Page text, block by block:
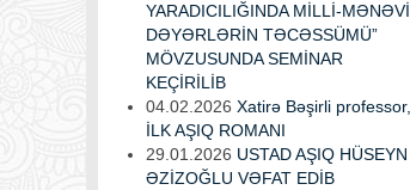
YARADICILIĞINDA MİLLİ-MƏNƏVİ
DƏYƏRLƏRİN TƏCƏSSÜMÜ”
MÖVZUSUNDA SEMİNAR
KEÇİRİLİB
04.02.2026 Xatirə Bəşirli professor,
İLK AŞIQ ROMANI
29.01.2026 USTAD AŞIQ HÜSEYN
ƏZİZOĞLU VƏFAT EDİB